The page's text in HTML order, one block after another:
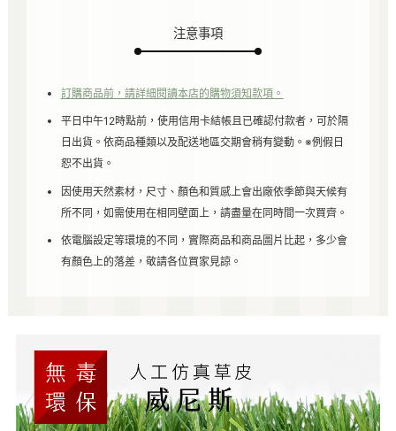
注意事項
訂購商品前，請詳細閱讀本店的購物須知款項。
平日中午12時點前，使用信用卡結帳且已確認付款者，可於隔
日出貨。依商品種類以及配送地區交期會稍有變動。※例假日
恕不出貨。
因使用天然素材，尺寸、顏色和質感上會出廠依季節與天候有
所不同，如需使用在相同壁面上，請盡量在同時間一次買齊。
依電腦設定等環境的不同，實際商品和商品圖片比起，多少會
有顏色上的落差，敬請各位買家見諒。